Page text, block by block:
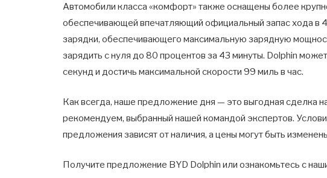
Автомобили класса «комфорт» также оснащены более
обеспечивающей впечатляющий официальный запас хода в
зарядки, обеспечивающего максимальную зарядную
зарядить с нуля до 80 процентов за 43 минуты. Dolphin
секунд и достичь максимальной скорости 99 миль в час.
Как всегда, наше предложение дня — это выгодная сделка
рекомендуем, выбранный нашей командой экспертов.
предложения зависят от наличия, а цены могут быть
Получите предложение BYD Dolphin или ознакомьтесь с